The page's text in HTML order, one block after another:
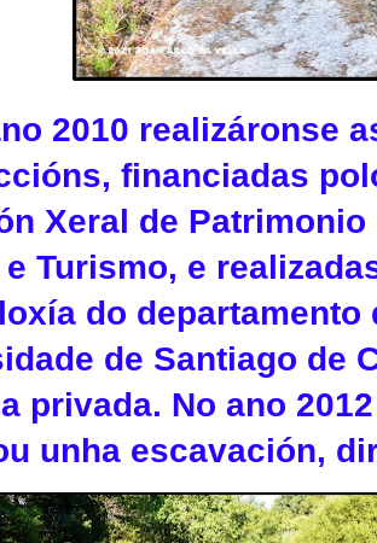
2010 realizáronse
financiadas
Xeral de
Turismo, e
do departamento
de Santiago de
privada. No ano
unha escavación,